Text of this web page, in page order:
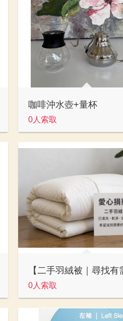
咖啡沖水壺+量杯
0人索取
0人索取